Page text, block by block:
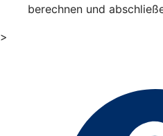
berechnen und
>